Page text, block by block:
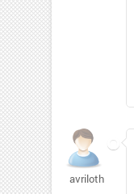
avrilothka908